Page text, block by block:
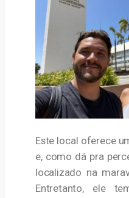
Este local oferece
e, como dá pra
localizado na
Entretanto, ele